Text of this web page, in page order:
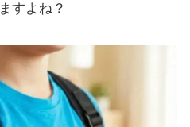
すよね？